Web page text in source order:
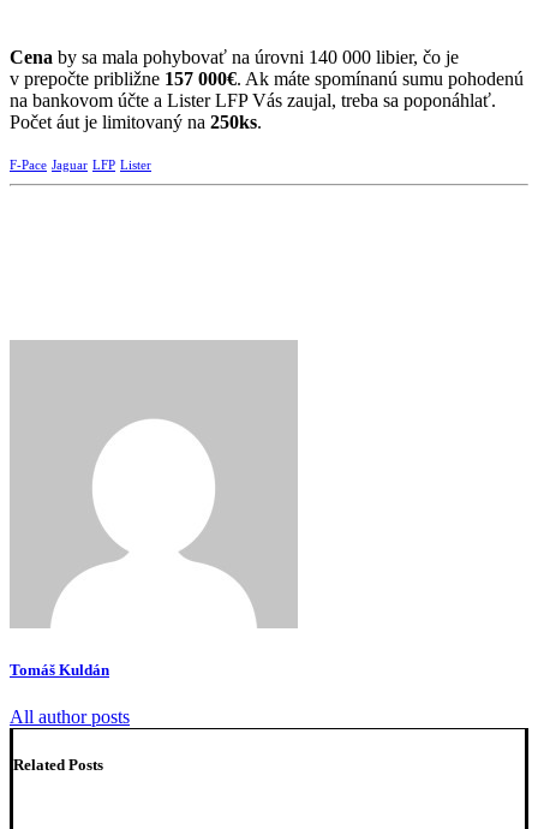
Cena by sa mala pohybovať na úrovni 140 000 libier, čo je
v prepočte približne 157 000€. Ak máte spomínanú sumu pohodenú
na bankovom účte a Lister LFP Vás zaujal, treba sa poponáhlať.
Počet áut je limitovaný na 250ks.
F-Pace Jaguar LFP Lister
Tomáš Kuldán
All author posts
Related Posts